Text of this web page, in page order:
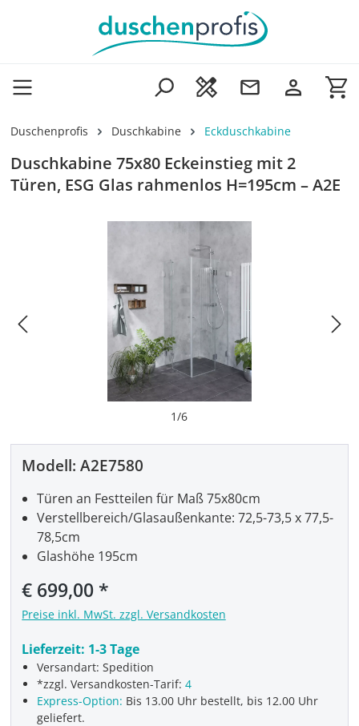
Zum Hauptinhalt springen
Duschenprofis Duschkabine Eckduschkabine
Duschkabine 75x80 Eckeinstieg mit 2
Türen, ESG Glas rahmenlos H=195cm – A2E
1/6
Modell: A2E7580
€ 699,00
Preise inkl. MwSt. zzgl. Versandkosten
Lieferzeit: 1-3 Tage
Versandart: Spedition
*zzgl. Versandkosten-Tarif:4
Express-Option: Bis 13.00 Uhr bestellt, bis 12.00 Uhr
geliefert.
Türen an Festteilen für Maß 75x80cm
Verstellbereich/Glasaußenkante: 72,5-73,5 x 77,5-
78,5cm
Glashöhe 195cm